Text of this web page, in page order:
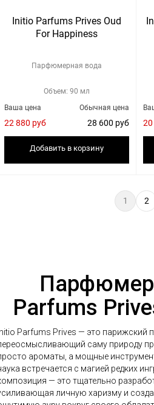
Initio Parfums Prives Oud
For Happiness
Парфюмерная вода
Объем: 90 мл
Обычная цена
28 600 руб
Ваша цена
22 880 руб
Добавить в корзину
1 2
Parfums
Parfums Prives — это парижский
саму природу
ароматы, а мощные
встречается с магией редких
— это тщательно
личную харизму и